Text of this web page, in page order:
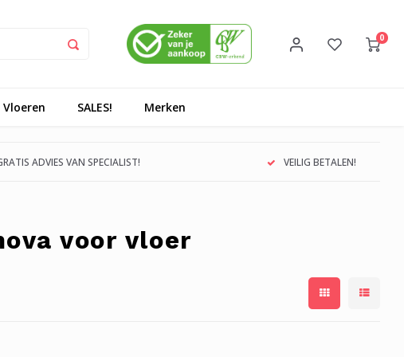
0
Vloeren SALES! Merken
ADVIES VAN SPECIALIST! VEILIG BETALEN!
voor vloer